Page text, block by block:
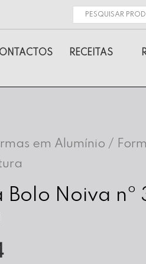
Pesquisar
RECEITAS
em Alumínio /
Bolo Noiva nº